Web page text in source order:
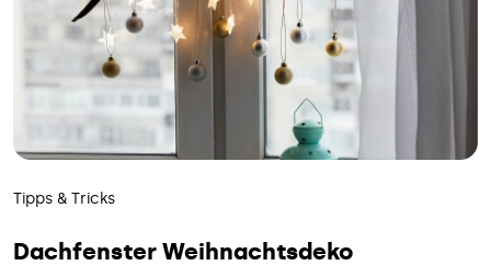
Tipps & Tricks
Dachfenster Weihnachtsdeko